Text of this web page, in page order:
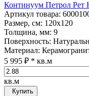
Континуум Петрол Рет
Артикул товара:
Размер, см: 120x120
Толщина, мм: 9
Поверхность:
Материал:
5 995 ₽ * кв.м
кв.м
Купить